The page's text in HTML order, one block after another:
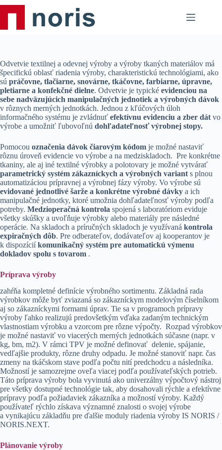
Skip
Odvetvie textilnej a odevnej výroby a výroby tkaných materiálov má
špecifickú oblasť riadenia výroby, charakteristickú technológiami, ako
sú práčovne, tlačiarne, snovárne, tkáčovne, farbiarne, úpravne,
pletiarne a konfekčné dielne. Odvetvie je typické evidenciou na
sebe nadväzujúcich manipulačných jednotiek a výrobných dávok
v rôznych merných jednotkách. Jednou z kľúčových úloh
informačného systému je zvládnuť efektívnu evidenciu a zber dát vo
výrobe a umožniť ľubovoľnú dohľadateľnosť výrobnej stopy.
Pomocou označenia dávok čiarovým kódom je možné nastaviť
rôznu úroveň evidencie vo výrobe a na medziskladoch. Pre konkrétne
tkaniny, ale aj iné textilné výrobky a polotovary je možné vytvárať
parametrický systém zákazníckych a výrobných variant s plnou
automatizáciou prípravnej a výrobnej fázy výroby. Vo výrobe sú
evidované jednotlivé šarže a konkrétne výrobné dávky a ich
manipulačné jednotky, ktoré umožnia dohľadateľnosť výroby podľa
potreby. Medzioperačná kontrola spojená s laboratóriom eviduje
všetky skúšky a uvoľňuje výrobky alebo materiály pre následné
operácie. Na skladoch a príručných skladoch je využívaná kontrola
expiračných dôb. Pre odberateľov, dodávateľov aj kooperantov je
k dispozíciíkomunikačný systém pre automatickú výmenu
dokladov spolu s tovarom .
Príprava výroby
zahŕňa kompletné definície výrobného sortimentu. Základná rada
výrobkov môže byť zviazaná so zákazníckym modelovým číselníkom
aj so zákazníckymi formami úprav. Tie sa v programoch prípravy
výroby ľahko realizujú predovšetkým vďaka zadaným technickým
vlastnostiam výrobku a vzorcom pre rôzne výpočty. Rozpad výrobkov
je možné nastaviť vo viacerých merných jednotkách súčasne (napr. v
kg, bm, m2). V rámci TPV je možné definovať delenie, spájanie,
vedľajšie produkty, rôzne druhy odpadu. Je možné stanoviť napr. čas
zmeny na tkáčskom stave podľa počtu nití predchodcu a následníka.
Možností je samozrejme oveľa viacej podľa používateľských potrieb.
Táto príprava výroby bola vyvinutá ako univerzálny výpočtový nástroj
pre všetky dostupné technológie tak, aby dosahovali rýchle a efektívne
prípravy podľa požiadaviek zákazníka a možností výroby. Každý
používateľ rýchlo získava významné znalosti o svojej výrobe
a vynikajúcu základňu pre ďalšie moduly riadenia výroby IS NORIS /
NORIS.NEXT.
Plánovanie výroby